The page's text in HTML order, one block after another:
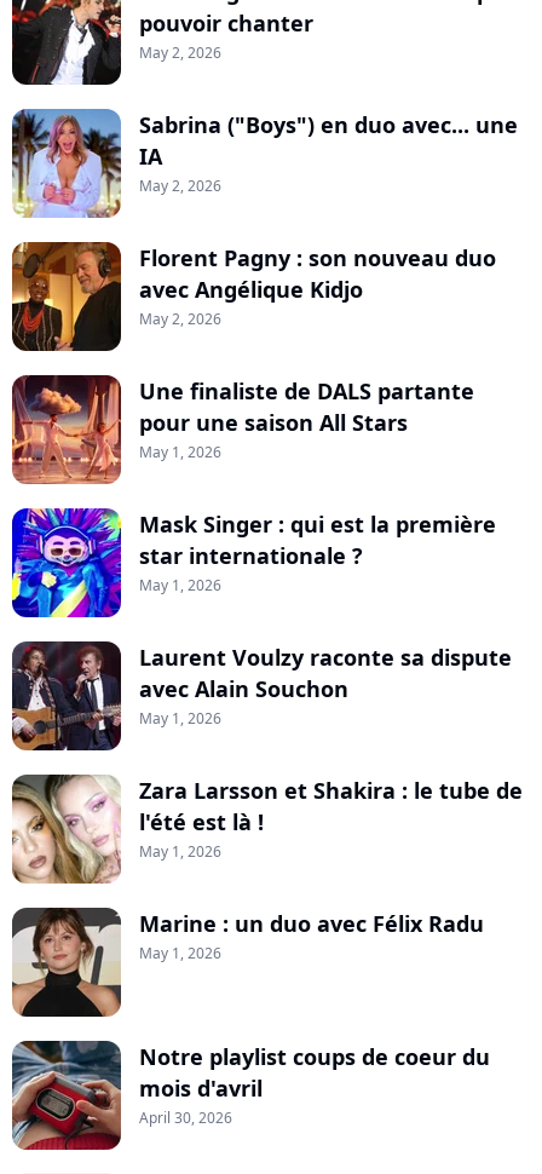
pouvoir chanter
May 2, 2026
Sabrina ("Boys") en duo avec... une
IA
May 2, 2026
Florent Pagny : son nouveau duo
avec Angélique Kidjo
May 2, 2026
Une finaliste de DALS partante
pour une saison All Stars
May 1, 2026
Mask Singer : qui est la première
star internationale ?
May 1, 2026
Laurent Voulzy raconte sa dispute
avec Alain Souchon
May 1, 2026
Zara Larsson et Shakira : le tube de
l'été est là !
May 1, 2026
Marine : un duo avec Félix Radu
May 1, 2026
Notre playlist coups de coeur du
mois d'avril
April 30, 2026